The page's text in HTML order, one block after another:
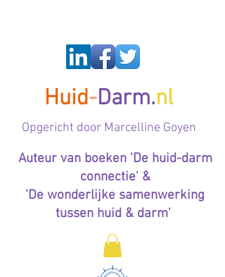
Auteur van boeken 'De huid-darm
connectie' &
'De wonderlijke samenwerking
tussen huid & darm'
Huid-Darm.nl
Opgericht door Marcelline Goyen